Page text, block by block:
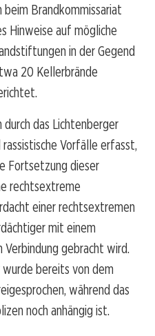
Brandkommissariat
Hinweise auf mögliche
in der Gegend
20 Kellerbrände
das Lichtenberger
Vorfälle erfasst,
Fortsetzung dieser
rechtsextreme
einer rechtsextremen
mit einem
Verbindung gebracht wird.
bereits von dem
während das
noch anhängig ist.